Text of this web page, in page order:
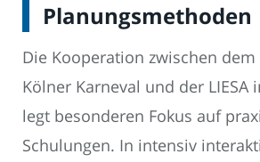
Planungsmethoden
Die Kooperation zwischen dem
Kölner Karneval und der LIESA
legt besonderen Fokus auf
Schulungen. In intensiv